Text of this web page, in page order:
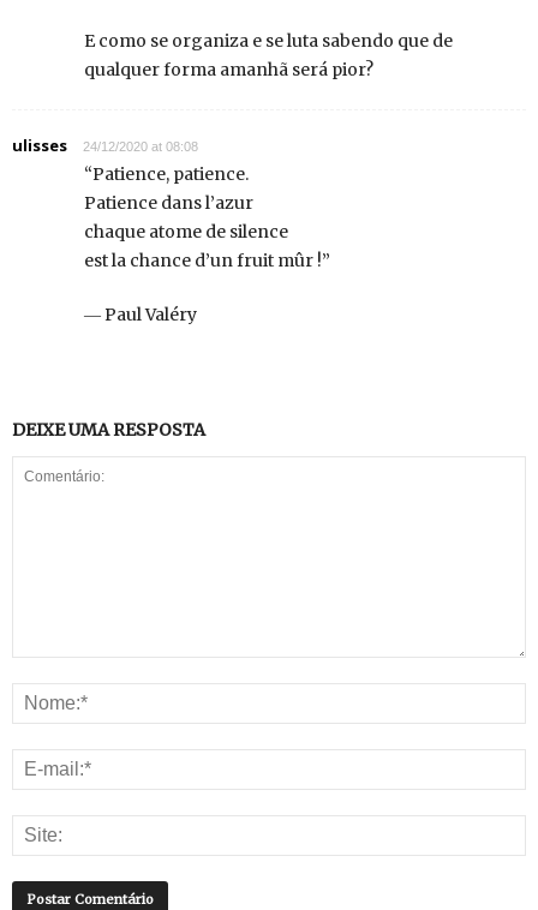
E como se organiza e se luta sabendo que de
qualquer forma amanhã será pior?
ulisses 24/12/2020 at 08:08
“Patience, patience.
Patience dans l’azur
chaque atome de silence
est la chance d’un fruit mûr !”
― Paul Valéry
DEIXE UMA RESPOSTA